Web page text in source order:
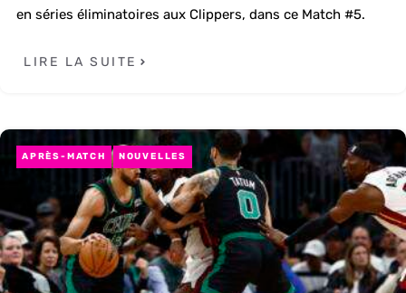
en séries éliminatoires aux Clippers, dans ce Match #5.
LIRE LA SUITE
APRÈS-MATCH NOUVELLES